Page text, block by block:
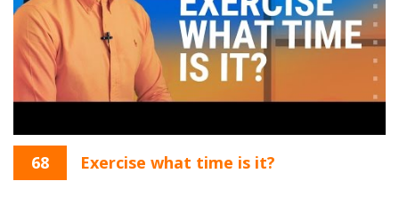
68 Exercise what time is it?